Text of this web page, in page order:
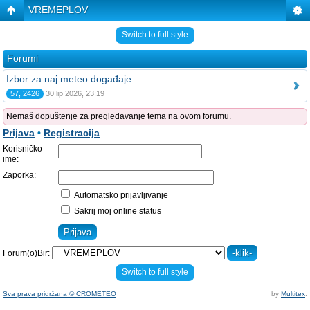
VREMEPLOV
Switch to full style
Forumi
Izbor za naj meteo događaje
57, 2426 30 lip 2026, 23:19
Nemaš dopuštenje za pregledavanje tema na ovom forumu.
Prijava • Registracija
Korisničko
ime:
Zaporka:
Automatsko prijavljivanje
Sakrij moj online status
Forum(o)Bir:
Switch to full style
Sva prava pridržana © CROMETEO by Multitex